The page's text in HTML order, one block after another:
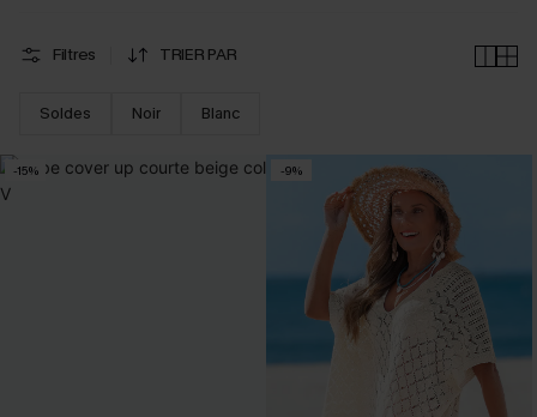
Filtres TRIER PAR
Soldes Noir Blanc
-15% -9%